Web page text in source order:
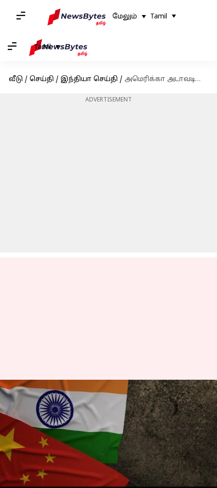
மேலும் Tamil
Tamil
வீடு / செய்தி / இந்தியா செய்தி / அமெரிக்கா அடாவடியான நாடு; இந்தியாவுடன் துணை நிற்பதாக சீன தூதர் கருத்து
ADVERTISEMENT
அமெரிக்கா அடாவடியான
நாடு; இந்தியாவுடன்
துணை நிற்பதாக சீன
தூதர் கருத்து
எழுதியவர் Sekar Chinnappan Aug 21, 2025 08:46 pm
செய்தி முன்னோட்டம்